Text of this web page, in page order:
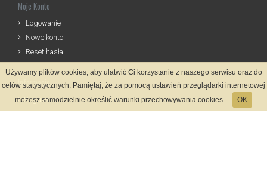
Moje Konto
Logowanie
Nowe konto
Reset hasła
Informacje
Regulamin
Używamy plików cookies, aby ułatwić Ci korzystanie z naszego serwisu oraz do
celów statystycznych. Pamiętaj, że za pomocą ustawień przeglądarki internetowej
możesz samodzielnie określić warunki przechowywania cookies.
OK